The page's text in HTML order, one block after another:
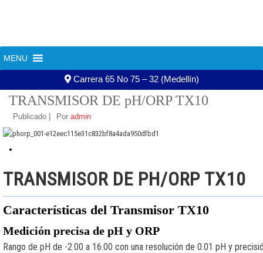
Carrera 65 No 75 – 32 (Medellín)
MENU
TRANSMISOR pH/ORP Ref. TX100
TRANSMISOR DE pH/ORP TX10
Publicado Por admin
TRANSMISOR DE PH/ORP TX10
Características del Transmisor TX10
Medición precisa de pH y ORP
Rango de pH de -2.00 a 16.00 con una resolución de 0.01 pH y